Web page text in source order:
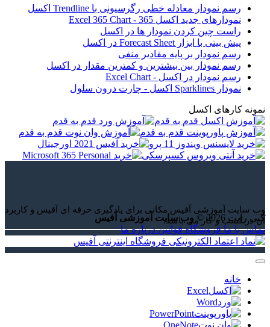
رسم نمودار معادله خطی رگرسیونی با Trendline اکسل
نمودارهای جدید اکسل 365 - Excel 365 Chart
راست چین کردن نمودار ها در اکسل
پیش بینی با ابزار Forecast Sheet در اکسل
رسم نمودار بر پایه مقادیر منفی
رسم نمودار بین بیشترین و کمترین مقدار در اکسل
رسم نمودار در اکسل - Excel Chart
نمودار Sparklines اکسل - چارت درون سلول
نمونه کارهای اکسل
وب سایت آموزشی آفیس مکانی برای یادگیری حرفه ای آفیس و کاربرد
آن در کسب و کار می باشد.
کپی رایت 2026 ©
وب سایت آموزشی آفیس
تماس با ما فروشگاه قوانین درباره ما
خانه
Excel
Word
PowerPoint
OneNote